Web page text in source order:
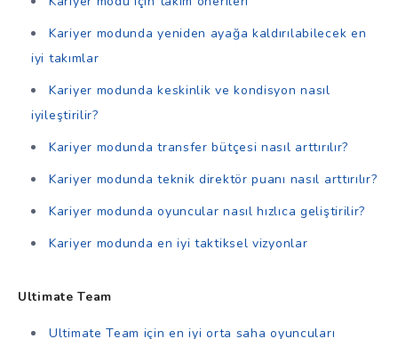
Kariyer modunda yeniden ayağa kaldırılabilecek en
iyi takımlar
Kariyer modunda keskinlik ve kondisyon nasıl
iyileştirilir?
Kariyer modunda transfer bütçesi nasıl arttırılır?
Kariyer modunda teknik direktör puanı nasıl arttırılır?
Kariyer modunda oyuncular nasıl hızlıca geliştirilir?
Kariyer modunda en iyi taktiksel vizyonlar
Ultimate Team
Ultimate Team için en iyi orta saha oyuncuları